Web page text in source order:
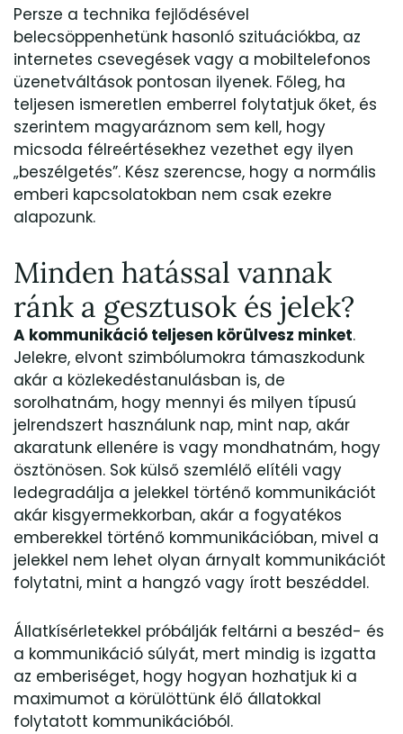
Persze a technika fejlődésével
belecsöppenhetünk hasonló szituációkba, az
internetes csevegések vagy a mobiltelefonos
üzenetváltások pontosan ilyenek. Főleg, ha
teljesen ismeretlen emberrel folytatjuk őket, és
szerintem magyaráznom sem kell, hogy
micsoda félreértésekhez vezethet egy ilyen
„beszélgetés”. Kész szerencse, hogy a normális
emberi kapcsolatokban nem csak ezekre
alapozunk.
Minden hatással vannak
ránk a gesztusok és jelek?
A kommunikáció teljesen körülvesz minket.
Jelekre, elvont szimbólumokra támaszkodunk
akár a közlekedéstanulásban is, de
sorolhatnám, hogy mennyi és milyen típusú
jelrendszert használunk nap, mint nap, akár
akaratunk ellenére is vagy mondhatnám, hogy
ösztönösen. Sok külső szemlélő elítéli vagy
ledegradálja a jelekkel történő kommunikációt
akár kisgyermekkorban, akár a fogyatékos
emberekkel történő kommunikációban, mivel a
jelekkel nem lehet olyan árnyalt kommunikációt
folytatni, mint a hangzó vagy írott beszéddel.
Állatkísérletekkel próbálják feltárni a beszéd- és
a kommunikáció súlyát, mert mindig is izgatta
az emberiséget, hogy hogyan hozhatjuk ki a
maximumot a körülöttünk élő állatokkal
folytatott kommunikációból.